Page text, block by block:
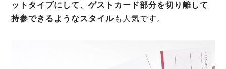
ットタイプにして、ゲストカード部分を切り離して
持参できるようなスタイルも人気です。